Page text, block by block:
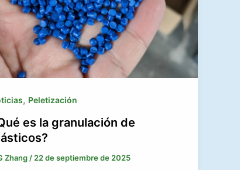
, Peletización
es la granulación de
Zhang / 22 de septiembre de 2025